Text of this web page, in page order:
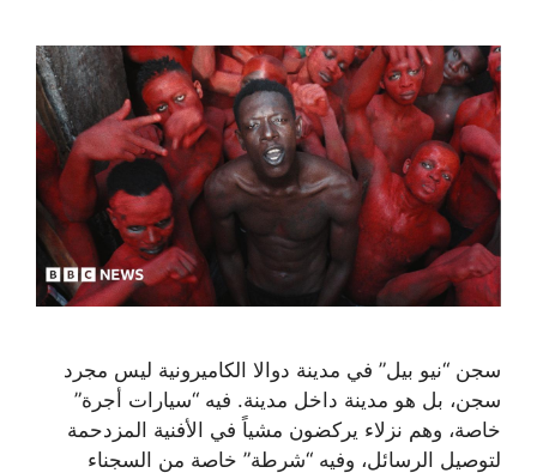
سجن “نيو بيل” في مدينة دوالا الكاميرونية ليس مجرد
سجن، بل هو مدينة داخل مدينة. فيه “سيارات أجرة”
خاصة، وهم نزلاء يركضون مشياً في الأفنية المزدحمة
لتوصيل الرسائل، وفيه “شرطة” خاصة من السجناء